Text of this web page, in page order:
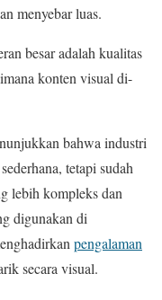
menyebar luas.
besar adalah kualitas
konten visual di-
bahwa industri
tetapi sudah
lebih kompleks dan
digunakan di
pengalaman
secara visual.